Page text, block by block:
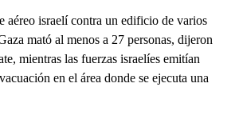
israelí contra un edificio de varios
mató al menos a 27 personas, dijeron
mientras las fuerzas israelíes emitían
en el área donde se ejecuta una